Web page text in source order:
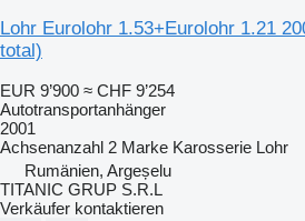
Lohr Eurolohr 1.53+Eurolohr 1.21
total)
EUR 9’900 ≈ CHF 9’254
Autotransportanhänger
2001
Achsenanzahl 2 Marke Karosserie Lohr
Rumänien, Argeșelu
TITANIC GRUP S.R.L
Verkäufer kontaktieren